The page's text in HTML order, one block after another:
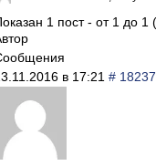
1 пост - от 1 до 1
в 17:21 # 18237